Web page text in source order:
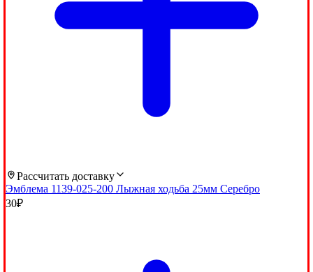
Рассчитать доставку
Эмблема 1139-025-200 Лыжная ходьба 25мм Серебро
30₽